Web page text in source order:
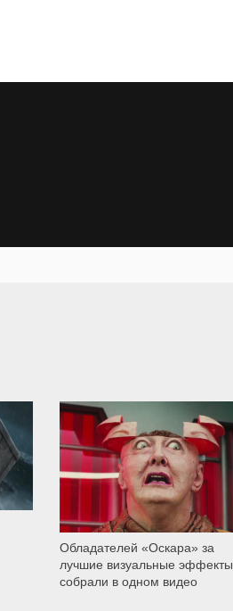
Обладателей «Оскара» за
лучшие визуальные эффекты
собрали в одном видео
6 890